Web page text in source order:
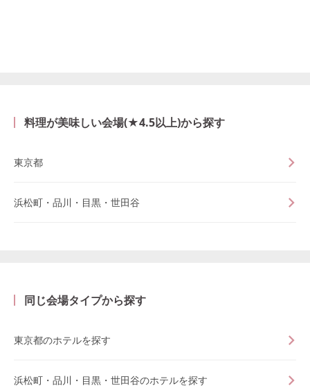
料理が美味しい会場(★4.5以上)から探す
東京都
浜松町・品川・目黒・世田谷
同じ会場タイプから探す
東京都のホテルを探す
浜松町・品川・目黒・世田谷のホテルを探す